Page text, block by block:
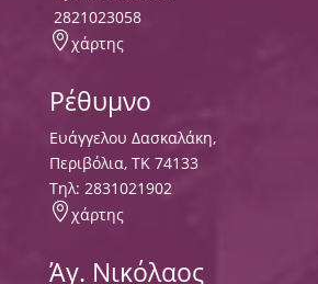
2821023058
χάρτης
Ρέθυμνο
Ευάγγελου Δασκαλάκη,
Περιβόλια, ΤΚ 74133
Tηλ: 2831021902
χάρτης
Άγ. Νικόλαος